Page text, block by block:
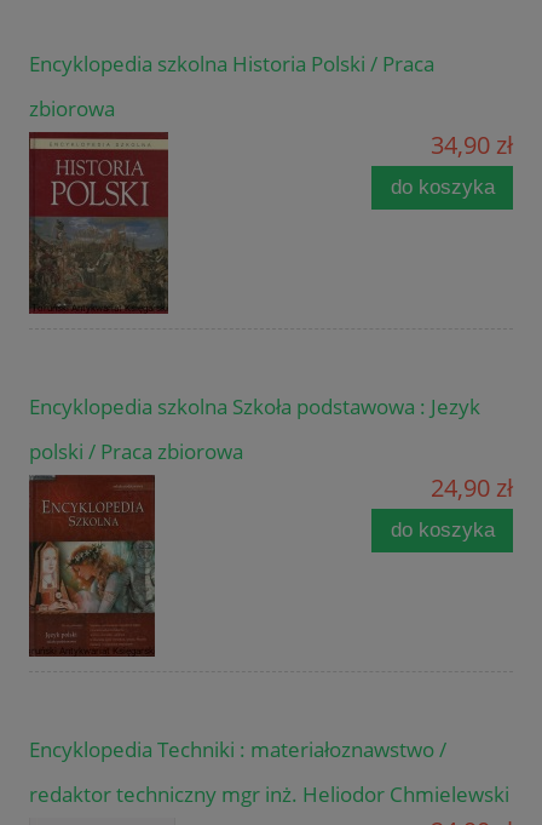
Encyklopedia szkolna Historia Polski / Praca
zbiorowa
34,90 zł
do koszyka
Encyklopedia szkolna Szkoła podstawowa : Jezyk
polski / Praca zbiorowa
24,90 zł
do koszyka
Encyklopedia Techniki : materiałoznawstwo /
redaktor techniczny mgr inż. Heliodor Chmielewski